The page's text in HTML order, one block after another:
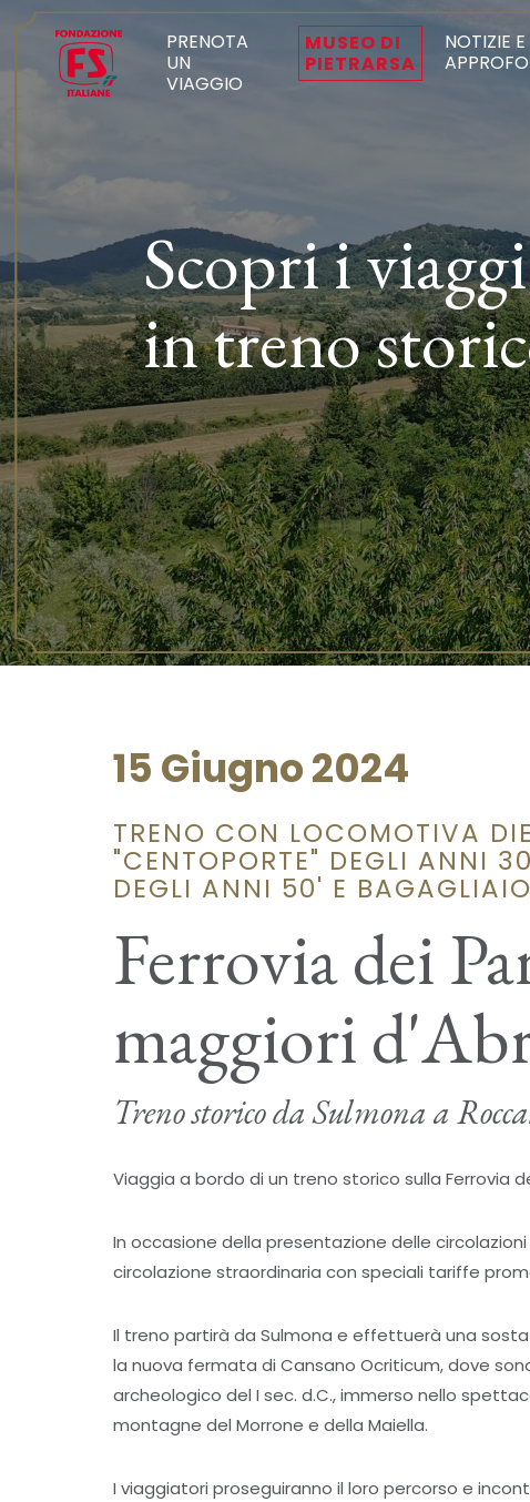
PRENOTA
UN
VIAGGIO
MUSEO DI
PIETRARSA
NOTIZIE E
Scopri i viaggi
in treno
15 Giugno 2024
TRENO CON LOCOMOTIVA
"CENTOPORTE" DEGLI ANNI
DEGLI ANNI 50' E
Ferrovia dei
maggiori
Treno storico da Sulmona a
Viaggia a bordo di un treno storico sulla Ferrovia
In occasione della presentazione delle
circolazione straordinaria con speciali tariffe
Il treno partirà da Sulmona e effettuerà una
la nuova fermata di Cansano Ocriticum, dove
archeologico del I sec. d.C., immerso nello
montagne del Morrone e della Maiella.
I viaggiatori proseguiranno il loro percorso e